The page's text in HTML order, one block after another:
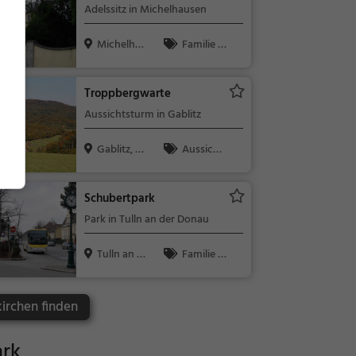
Adelssitz in Michelhausen
Michelhau
Familie &
Troppbergwarte
Aussichtsturm in Gablitz
Gablitz, Ö
Aussicht
Schubertpark
Park in Tulln an der Donau
Tulln an d
Familie &
finden